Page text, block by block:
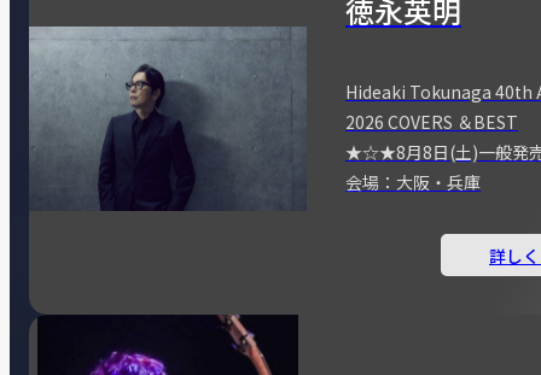
徳永英明
Hideaki Tokunaga 40th
2026 COVERS ＆BEST
★☆★8月8日(土)一般
会場：大阪・兵庫
詳し